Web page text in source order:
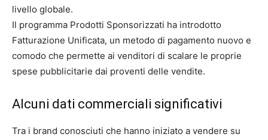
livello globale.
Il programma Prodotti Sponsorizzati ha introdotto
Fatturazione Unificata, un metodo di pagamento nuovo e
comodo che permette ai venditori di scalare le proprie
spese pubblicitarie dai proventi delle vendite.
Alcuni dati commerciali significativi
Tra i brand conosciuti che hanno iniziato a vendere su